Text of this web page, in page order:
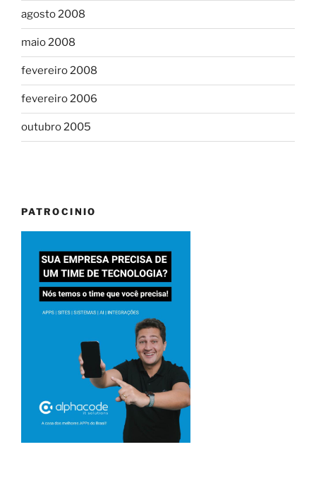
agosto 2008
maio 2008
fevereiro 2008
fevereiro 2006
outubro 2005
PATROCINIO